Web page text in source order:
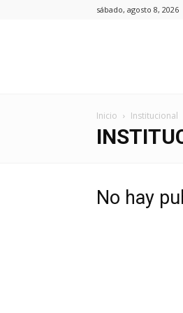
sábado, agosto 8, 2026
Inicio Institucional
No hay